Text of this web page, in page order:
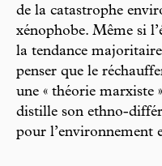
de la catastrophe
xénophobe. Même si
la tendance
penser que le
une « théorie marxiste
distille son ethno-
pour l’environnement